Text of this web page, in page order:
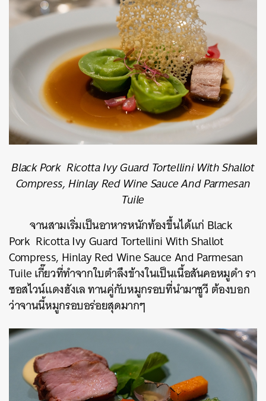
Black Pork Ricotta Ivy Guard Tortellini With Shallot
Compress, Hinlay Red Wine Sauce And Parmesan
Tuile
จานสามเริ่มเป็นอาหารหนักท้องขึ้นได้แก่ Black
Pork Ricotta Ivy Guard Tortellini With Shallot
Compress, Hinlay Red Wine Sauce And Parmesan
Tuileเกี๊ยวที่ทำจากใบตำลึงข้างในเป็นเนื้อสันคอหมูดำ รา
ซอสไวน์แดงฮังเล ทานคู่กับหมูกรอบที่นำมาซูวี ต้องบอก
ว่าจานนี้หมูกรอบอร่อยสุดมากๆ